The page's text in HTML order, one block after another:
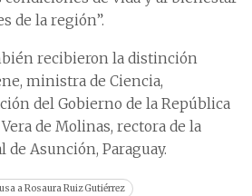
de la región”.
recibieron la distinción
ministra de Ciencia,
del Gobierno de la República
de Molinas, rectora de la
Asunción, Paraguay.
a Rosaura Ruiz Gutiérrez